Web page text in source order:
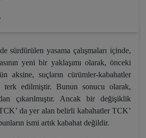
sürdürülen yasama çalışmaları içinde,
yeni bir yaklaşımı olarak, önceki
aksine, suçların cürümler-kabahatler
terk edilmiştir. Bunun sonucu olarak,
çıkarılmıştır. Ancak bir değişiklik
da yer alan belirli kabahatler TCK’
ismi artık kabahat değildir.